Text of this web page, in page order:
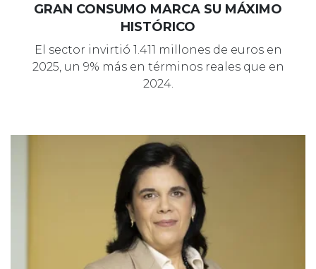
GRAN CONSUMO MARCA SU MÁXIMO
HISTÓRICO
El sector invirtió 1.411 millones de euros en
2025, un 9% más en términos reales que en
2024.